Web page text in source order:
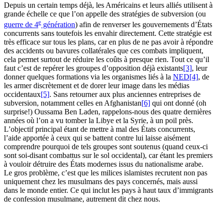
Depuis un certain temps déjà, les Américains et leurs alliés utilisent à
grande échelle ce que l’on appelle des stratégies de subversion (ou
guerre de 4e génération) afin de renverser les gouvernements d’États
concurrents sans toutefois les envahir directement. Cette stratégie est
très efficace sur tous les plans, car en plus de ne pas avoir à répondre
des accidents ou bavures collatérales que ces combats impliquent,
cela permet surtout de réduire les coûts à presque rien. Tout ce qu’il
faut c’est de repérer les groupes d’opposition déjà existants[3], leur
donner quelques formations via les organismes liés à la NED[4], de
les armer discrètement et de dorer leur image dans les médias
occidentaux[5]. Sans retourner aux plus anciennes entreprises de
subversion, notamment celles en Afghanistan[6] qui ont donné (oh
surprise!) Oussama Ben Laden, rappelons-nous des quatre dernières
années où l’on a vu tomber la Libye et la Syrie, à un poil près.
L’objectif principal étant de mettre à mal des États concurrents,
l’aide apportée à ceux qui se battent contre lui laisse aisément
comprendre pourquoi de tels groupes sont soutenus (quand ceux-ci
sont soi-disant combattus sur le sol occidental), car étant les premiers
à vouloir détruire des États modernes issus du nationalisme arabe.
Le gros problème, c’est que les milices islamistes recrutent non pas
uniquement chez les musulmans des pays concernés, mais aussi
dans le monde entier. Ce qui inclut les pays à haut taux d’immigrants
de confession musulmane, autrement dit chez nous.